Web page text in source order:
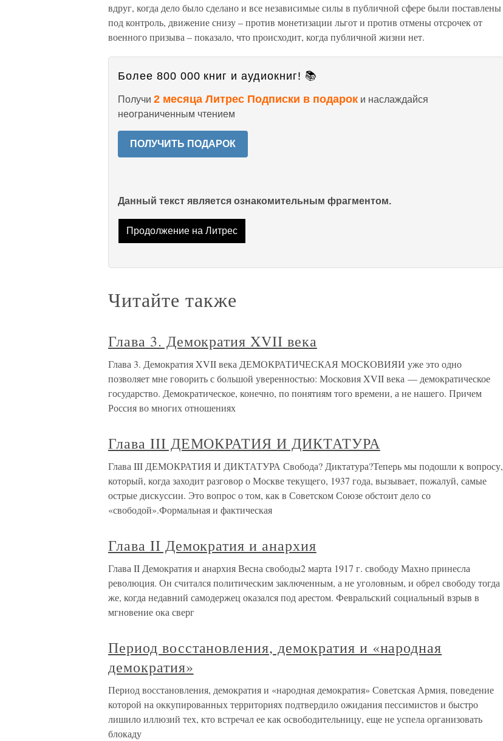
вдруг, когда дело было сделано и все независимые силы в публичной сфере были поставлены
под контроль, движение снизу – против монетизации льгот и против отмены отсрочек от
военного призыва – показало, что происходит, когда публичной жизни нет.
Более 800 000 книг и аудиокниг! 📚
Получи 2 месяца Литрес Подписки в подарок и наслаждайся
неограниченным чтением
ПОЛУЧИТЬ ПОДАРОК
Данный текст является ознакомительным фрагментом.
Продолжение на Литрес
Читайте также
Глава 3. Демократия XVII века
Глава 3. Демократия XVII века ДЕМОКРАТИЧЕСКАЯ МОСКОВИЯИ уже это одно
позволяет мне говорить с большой уверенностью: Московия XVII века — демократическое
государство. Демократическое, конечно, по понятиям того времени, а не нашего. Причем
Россия во многих отношениях
Глава III ДЕМОКРАТИЯ И ДИКТАТУРА
Глава III ДЕМОКРАТИЯ И ДИКТАТУРА Свобода? Диктатура?Теперь мы подошли к вопросу,
который, когда заходит разговор о Москве текущего, 1937 года, вызывает, пожалуй, самые
острые дискуссии. Это вопрос о том, как в Советском Союзе обстоит дело со
«свободой».Формальная и фактическая
Глава II Демократия и анархия
Глава II Демократия и анархия Весна свободы2 марта 1917 г. свободу Махно принесла
революция. Он считался политическим заключенным, а не уголовным, и обрел свободу тогда
же, когда недавний самодержец оказался под арестом. Февральский социальный взрыв в
мгновение ока сверг
Период восстановления, демократия и «народная
демократия»
Период восстановления, демократия и «народная демократия» Советская Армия, поведение
которой на оккупированных территориях подтвердило ожидания пессимистов и быстро
лишило иллюзий тех, кто встречал ее как освободительницу, еще не успела организовать
блокаду